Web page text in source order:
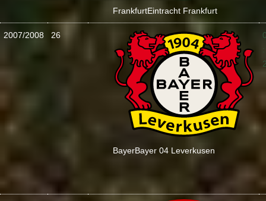
FrankfurtEintracht Frankfurt
2007/2008 26
BayerBayer 04 Leverkusen
: